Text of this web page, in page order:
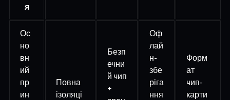
я
Ос
но
вн
ий
пр
ин
Повна
ізоляці
Безп
ечни
й чип
+
Оф
лай
н-
збе
ріга
ння
Форм
ат
чип-
карти